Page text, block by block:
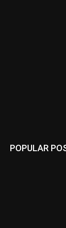
POPULAR